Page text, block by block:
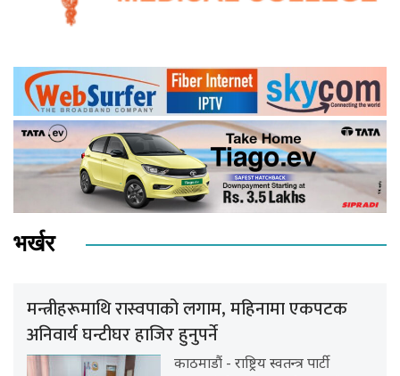
भर्खर
मन्त्रीहरूमाथि रास्वपाको लगाम, महिनामा एकपटक
अनिवार्य घन्टीघर हाजिर हुनुपर्ने
काठमाडौं - राष्ट्रिय स्वतन्त्र पार्टी